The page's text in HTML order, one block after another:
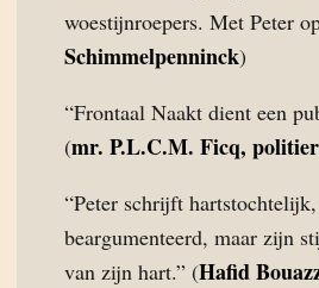
woestijnroepers. Met Peter
Schimmelpenninck)
“Frontaal Naakt dient een
(mr. P.L.C.M. Ficq,
“Peter schrijft
beargumenteerd, maar zijn
van zijn hart.” (Hafid